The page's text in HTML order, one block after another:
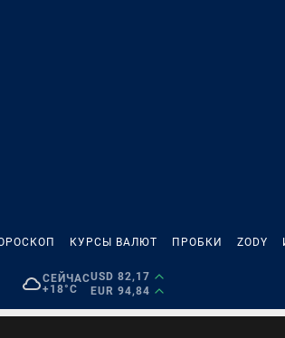
КУРСЫ ВАЛЮТ ПРОБКИ ZODY
СЕЙЧАС
+18°C
USD 82,17
EUR 94,84